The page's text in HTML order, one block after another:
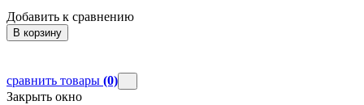
Добавить к сравнению
В корзину
сравнить товары (0)
Закрыть окно